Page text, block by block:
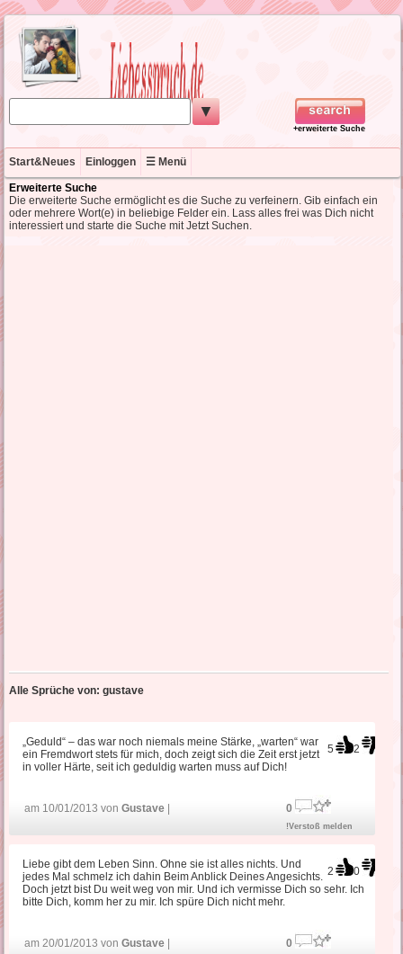
▼
+erweiterte Suche
Start&Neues Einloggen ☰ Menü
Erweiterte Suche
Die erweiterte Suche ermöglicht es die Suche zu verfeinern. Gib einfach ein
oder mehrere Wort(e) in beliebige Felder ein. Lass alles frei was Dich nicht
interessiert und starte die Suche mit Jetzt Suchen.
Alle Sprüche von: gustave
5 2
„Geduld“ – das war noch niemals meine Stärke, „warten“ war
ein Fremdwort stets für mich, doch zeigt sich die Zeit erst jetzt
in voller Härte, seit ich geduldig warten muss auf Dich!
am 10/01/2013 vonGustave 0
!Verstoß melden
2 0
Liebe gibt dem Leben Sinn. Ohne sie ist alles nichts. Und
jedes Mal schmelz ich dahin Beim Anblick Deines Angesichts.
Doch jetzt bist Du weit weg von mir. Und ich vermisse Dich so sehr. Ich
bitte Dich, komm her zu mir. Ich spüre Dich nicht mehr.
am 20/01/2013 vonGustave 0